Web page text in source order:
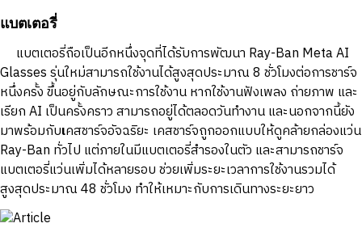
แบตเตอรี่
แบตเตอรี่ถือเป็นอีกหนึ่งจุดที่ได้รับการพัฒนา Ray-Ban Meta AI
Glasses รุ่นใหม่สามารถใช้งานได้สูงสุดประมาณ 8 ชั่วโมงต่อการชาร์จ
หนึ่งครั้ง ขึ้นอยู่กับลักษณะการใช้งาน หากใช้งานฟังเพลง ถ่ายภาพ และ
เรียก AI เป็นครั้งคราว สามารถอยู่ได้ตลอดวันทำงาน และนอกจากนี้ยัง
มาพร้อมกับเคสชาร์จอัจฉริยะ เคสชาร์จถูกออกแบบให้ดูคล้ายกล่องแว่น
Ray-Ban ทั่วไป แต่ภายในมีแบตเตอรี่สำรองในตัว และสามารถชาร์จ
แบตเตอรี่แว่นเพิ่มได้หลายรอบ ช่วยเพิ่มระยะเวลาการใช้งานรวมได้
สูงสุดประมาณ 48 ชั่วโมง ทำให้เหมาะกับการเดินทางระยะยาว